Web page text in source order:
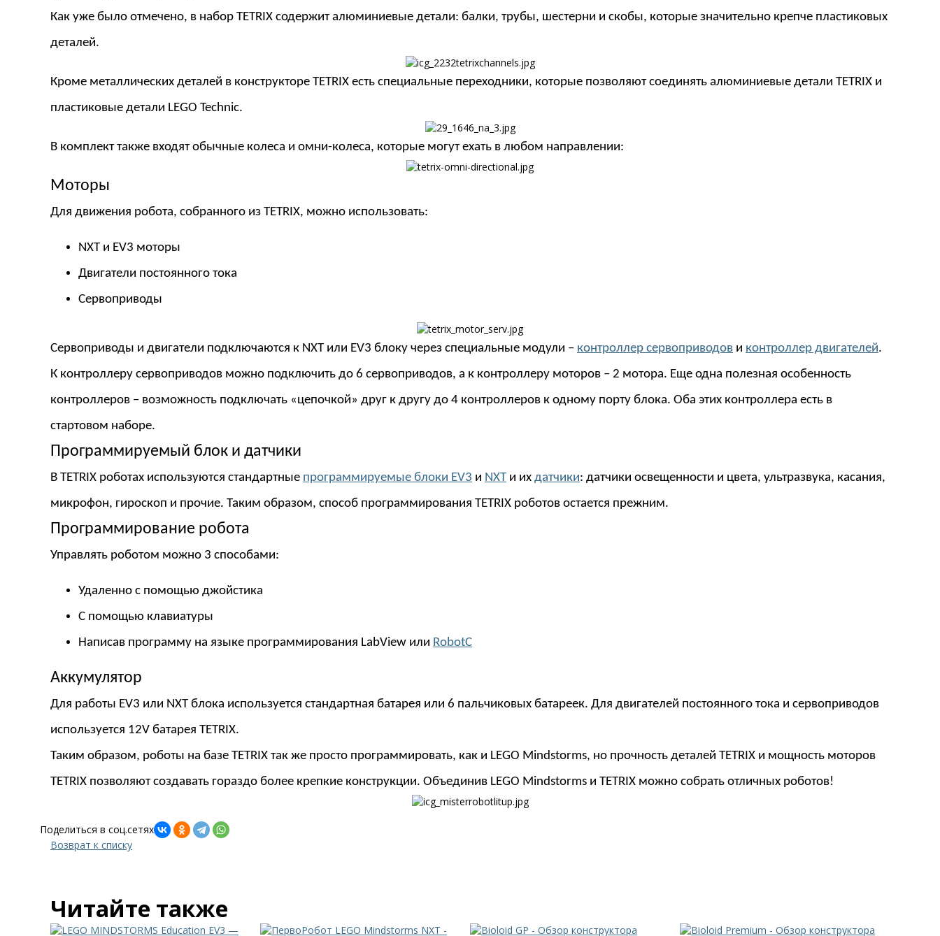
Как уже было отмечено, в набор TETRIX содержит алюминиевые детали: балки, трубы, шестерни и скобы, которые значительно крепче пластиковых
деталей.
Кроме металлических деталей в конструкторе TETRIX есть специальные переходники, которые позволяют соединять алюминиевые детали TETRIX и
пластиковые детали LEGO Technic.
В комплект также входят обычные колеса и омни-колеса, которые могут ехать в любом направлении:
Моторы
Для движения робота, собранного из TETRIX, можно использовать:
NXT и EV3 моторы
Двигатели постоянного тока
Сервоприводы
Сервоприводы и двигатели подключаются к NXT или EV3 блоку через специальные модули – контроллер сервоприводов и контроллер двигателей.
К контроллеру сервоприводов можно подключить до 6 сервоприводов, а к контроллеру моторов – 2 мотора. Еще одна полезная особенность
контроллеров – возможность подключать «цепочкой» друг к другу до 4 контроллеров к одному порту блока. Оба этих контроллера есть в
стартовом наборе.
Программируемый блок и датчики
В TETRIX роботах используются стандартные программируемые блоки EV3 и NXT и их датчики: датчики освещенности и цвета, ультразвука, касания,
микрофон, гироскоп и прочие. Таким образом, способ программирования TETRIX роботов остается прежним.
Программирование робота
Управлять роботом можно 3 способами:
Удаленно с помощью джойстика
С помощью клавиатуры
Написав программу на языке программирования LabView или RobotC
Аккумулятор
Для работы EV3 или NXT блока используется стандартная батарея или 6 пальчиковых батареек. Для двигателей постоянного тока и сервоприводов
используется 12V батарея TETRIX.
Таким образом, роботы на базе TETRIX так же просто программировать, как и LEGO Mindstorms, но прочность деталей TETRIX и мощность моторов
TETRIX позволяют создавать гораздо более крепкие конструкции. Объединив LEGO Mindstorms и TETRIX можно собрать отличных роботов!
Поделиться в соц.сетях
Возврат к списку
Читайте также